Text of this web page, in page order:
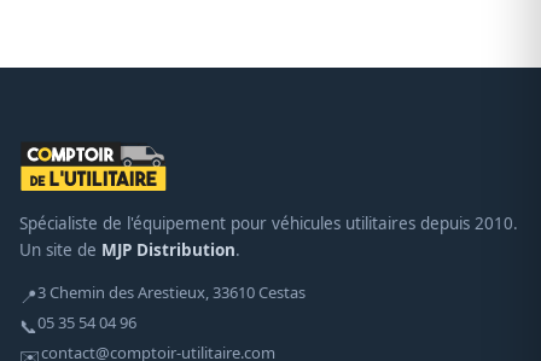
Spécialiste de l'équipement pour véhicules utilitaires depuis 2010.
Un site de MJP Distribution.
📍3 Chemin des Arestieux, 33610 Cestas
📞05 35 54 04 96
✉️contact@comptoir-utilitaire.com